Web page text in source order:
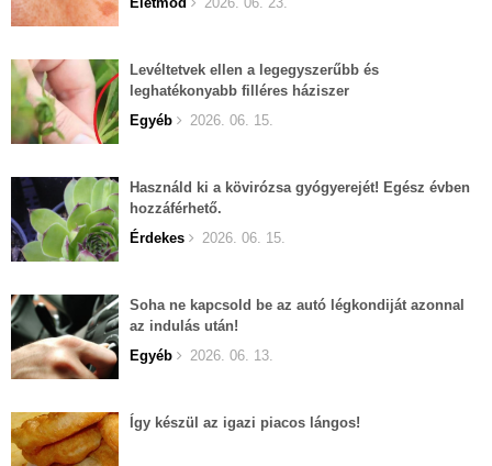
Levéltetvek ellen a legegyszerűbb és
leghatékonyabb filléres háziszer
Egyéb
2026. 06. 15.
Használd ki a kövirózsa gyógyerejét! Egész évben
hozzáférhető.
Érdekes
2026. 06. 15.
Soha ne kapcsold be az autó légkondiját azonnal
az indulás után!
Egyéb
2026. 06. 13.
Így készül az igazi piacos lángos!